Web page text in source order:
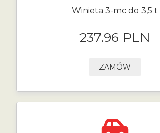
Winieta 3-mc do 3,5 t
237.96 PLN
ZAMÓW